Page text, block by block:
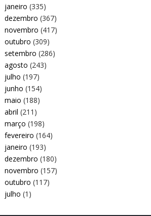
janeiro (335)
dezembro (367)
novembro (417)
outubro (309)
setembro (286)
agosto (243)
julho (197)
junho (154)
maio (188)
abril (211)
março (198)
fevereiro (164)
janeiro (193)
dezembro (180)
novembro (157)
outubro (117)
julho (1)